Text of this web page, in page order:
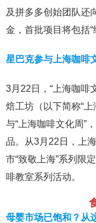
及拼多多创始团队还
金，首批项目将包括“
星巴克参与上海咖啡
3月22日，“上海咖啡
焙工坊（以下简称“
与“上海咖啡文化周”
品。从3月22日，上
市“致敬上海”系列限
啡教室系列活动。
母婴市场已饱和？从